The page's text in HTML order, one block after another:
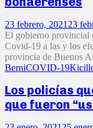
23 febrero, 2021 23
El gobierno provincial
Covid-19 a las y los
provincia de Buenos
BerniCOVID-19
Los policías
que fueron